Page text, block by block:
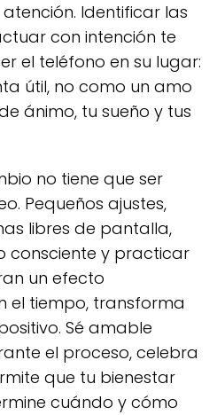
Identificar las
con intención te
el teléfono en su lugar:
útil, no como un amo
ánimo, tu sueño y tus
no tiene que ser
Pequeños ajustes,
libres de pantalla,
consciente y practicar
un efecto
el tiempo, transforma
Sé amable
el proceso, celebra
que tu bienestar
cuándo y cómo